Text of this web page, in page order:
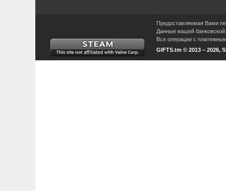
Предоставляемая Вами
Данные вашей
Все операции с
GIFTS.tm © 2013 – 2026,